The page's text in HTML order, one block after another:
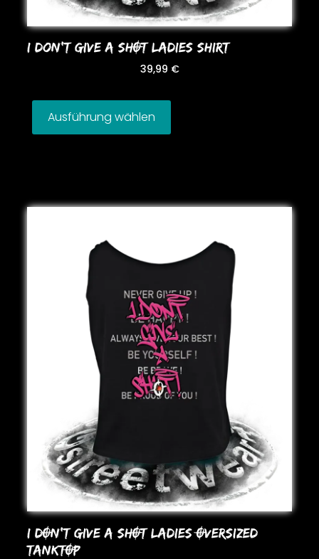
I DoN’T GIVE A SHOT LADIES SHIRT
39,99 €
Ausführung wählen
I DON’T GIVE A SHOT LADIES OVERSIZED
TANKTOP